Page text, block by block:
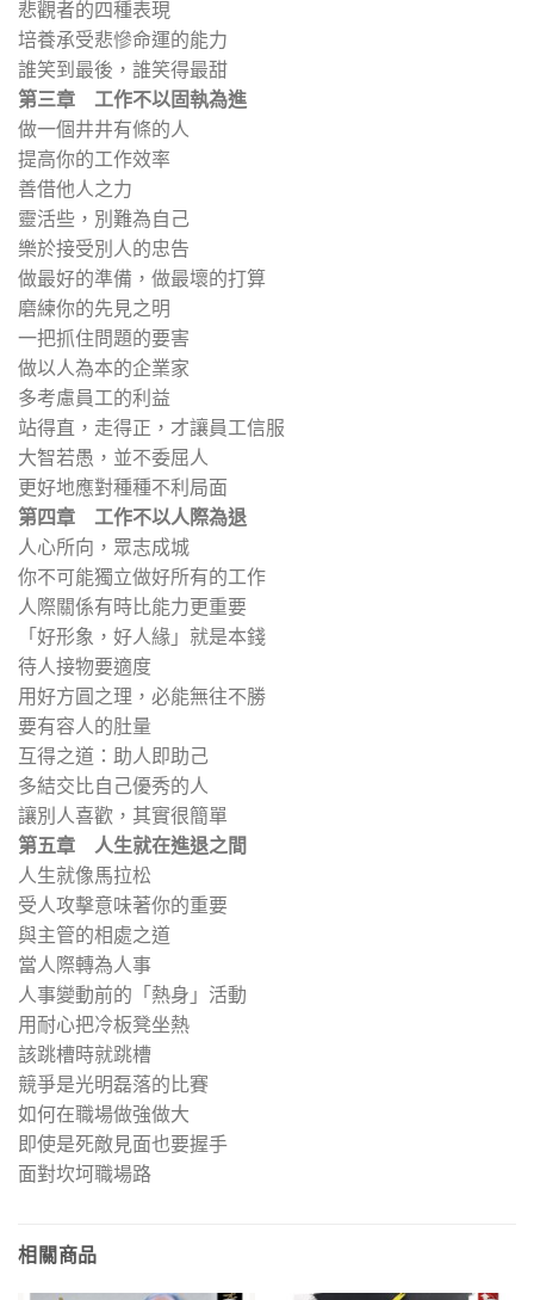
悲觀者的四種表現
培養承受悲慘命運的能力
誰笑到最後，誰笑得最甜
第三章 工作不以固執為進
做一個井井有條的人
提高你的工作效率
善借他人之力
靈活些，別難為自己
樂於接受別人的忠告
做最好的準備，做最壞的打算
磨練你的先見之明
一把抓住問題的要害
做以人為本的企業家
多考慮員工的利益
站得直，走得正，才讓員工信服
大智若愚，並不委屈人
更好地應對種種不利局面
第四章 工作不以人際為退
人心所向，眾志成城
你不可能獨立做好所有的工作
人際關係有時比能力更重要
「好形象，好人緣」就是本錢
待人接物要適度
用好方圓之理，必能無往不勝
要有容人的肚量
互得之道：助人即助己
多結交比自己優秀的人
讓別人喜歡，其實很簡單
第五章 人生就在進退之間
人生就像馬拉松
受人攻擊意味著你的重要
與主管的相處之道
當人際轉為人事
人事變動前的「熱身」活動
用耐心把冷板凳坐熱
該跳槽時就跳槽
競爭是光明磊落的比賽
如何在職場做強做大
即使是死敵見面也要握手
面對坎坷職場路
相關商品